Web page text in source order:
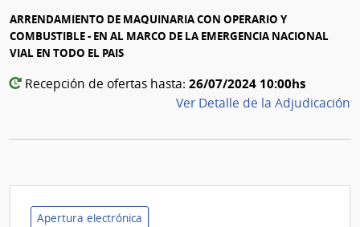
ARRENDAMIENTO DE MAQUINARIA CON OPERARIO Y
COMBUSTIBLE - EN AL MARCO DE LA EMERGENCIA NACIONAL
VIAL EN TODO EL PAIS
Recepción de ofertas hasta: 26/07/2024 10:00hs
Ver Detalle de la Adjudicación
Apertura electrónica